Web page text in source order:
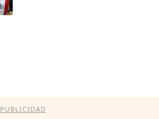
PUBLICIDAD